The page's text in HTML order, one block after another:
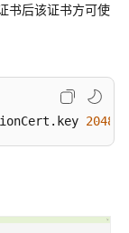
书后该证书方可使
2048